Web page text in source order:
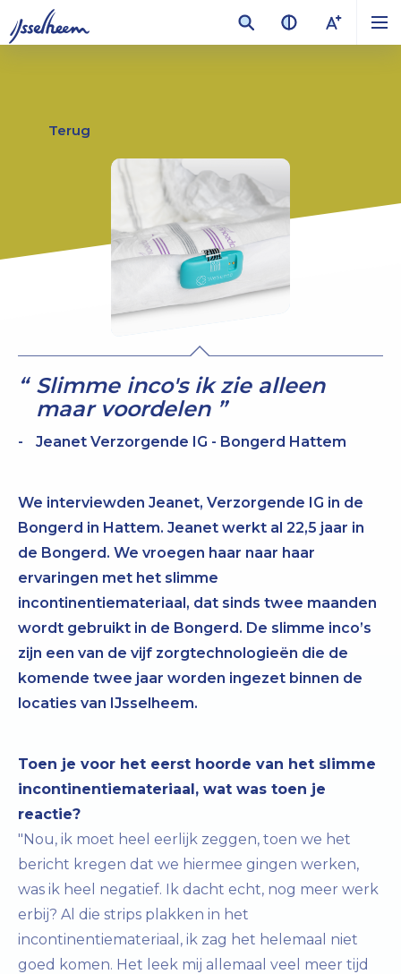
Terug
Slimme inco's ik zie alleen
maar voordelen
Jeanet Verzorgende IG - Bongerd Hattem
We interviewden Jeanet, Verzorgende IG in de
Bongerd in Hattem. Jeanet werkt al 22,5 jaar in
de Bongerd. We vroegen haar naar haar
ervaringen met het slimme
incontinentiemateriaal, dat sinds twee maanden
wordt gebruikt in de Bongerd. De slimme inco’s
zijn een van de vijf zorgtechnologieën die de
komende twee jaar worden ingezet binnen de
locaties van IJsselheem.
Toen je voor het eerst hoorde van het slimme
incontinentiemateriaal, wat was toen je
reactie?
"Nou, ik moet heel eerlijk zeggen, toen we het
bericht kregen dat we hiermee gingen werken,
was ik heel negatief. Ik dacht echt, nog meer werk
erbij? Al die strips plakken in het
incontinentiemateriaal, ik zag het helemaal niet
goed komen. Het leek mij allemaal veel meer tijd